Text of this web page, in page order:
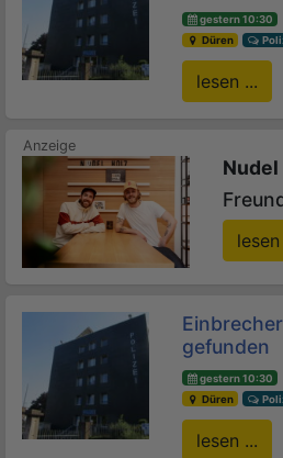
gestern 10:30
Düren
lesen ...
Nudel
lesen
gefunden
gestern 10:30
Düren
lesen ...